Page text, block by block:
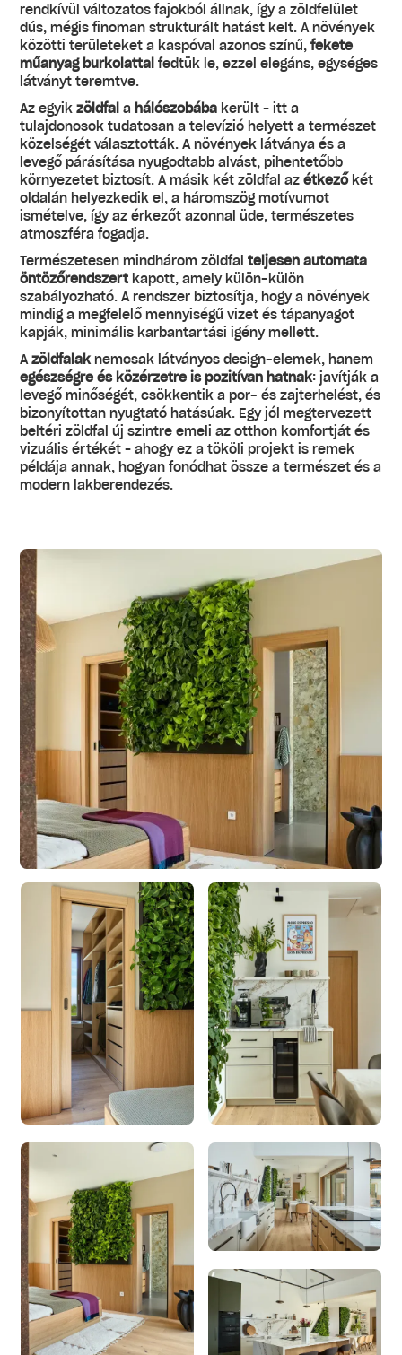
rendkívül változatos fajokból állnak, így a zöldfelület
dús, mégis finoman strukturált hatást kelt. A növények
közötti területeket a kaspóval azonos színű,fekete
műanyag burkolattal fedtük le, ezzel elegáns, egységes
látványt teremtve.
Az egyikzöldfal a hálószobába került – itt a
tulajdonosok tudatosan a televízió helyett a természet
közelségét választották. A növények látványa és a
levegő párásítása nyugodtabb alvást, pihentetőbb
környezetet biztosít. A másik két zöldfal azétkezőkét
oldalán helyezkedik el, a háromszög motívumot
ismételve, így az érkezőt azonnal üde, természetes
atmoszféra fogadja.
Természetesen mindhárom zöldfalteljesen automata
öntözőrendszert kapott, amely külön-külön
szabályozható. A rendszer biztosítja, hogy a növények
mindig a megfelelő mennyiségű vizet és tápanyagot
kapják, minimális karbantartási igény mellett.
Azöldfalaknemcsak látványos design-elemek, hanem
egészségre és közérzetre is pozitívan hatnak: javítják a
levegő minőségét, csökkentik a por- és zajterhelést, és
bizonyítottan nyugtató hatásúak. Egy jól megtervezett
beltéri zöldfal új szintre emeli az otthon komfortját és
vizuális értékét – ahogy ez a tököli projekt is remek
példája annak, hogyan fonódhat össze a természet és a
modern lakberendezés.